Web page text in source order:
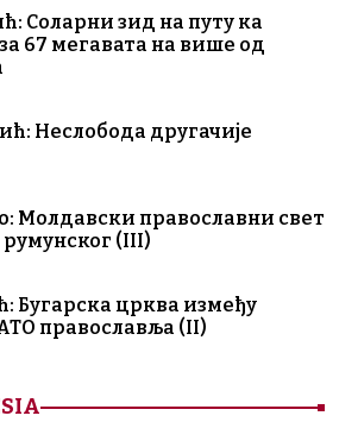
Соларни зид на путу ка
67 мегавата на више од
Неслобода другачије
Молдавски православни свет
румунског (III)
Бугарска црква између
православља (II)